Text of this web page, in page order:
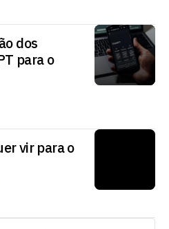
dos
para o
vir para o